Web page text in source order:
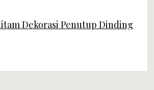
Dekorasi Penutup Dinding